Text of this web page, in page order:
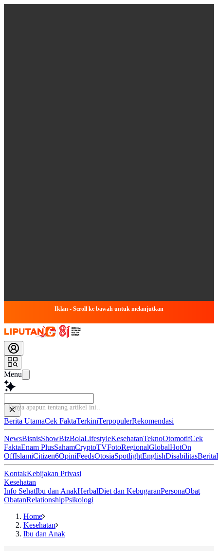
Iklan - Scroll ke bawah untuk melanjutkan
Menu
Tanya apapun tentang artikel
Berita UtamaCek FaktaTerkiniTerpopulerRekomendasi
NewsBisnisShowBizBolaLifestyleKesehatanTeknoOtomotifCek
FaktaEnam PlusSahamCryptoTVFotoRegionalGlobalHotOn
OffIslamiCitizen6OpiniFeedsOtosiaSpotlightEnglishDisabilitasBerita
KontakKebijakan Privasi
Kesehatan
Info SehatIbu dan AnakHerbalDiet dan KebugaranPersonaObat
ObatanRelationshipPsikologi
Home
Kesehatan
Ibu dan Anak